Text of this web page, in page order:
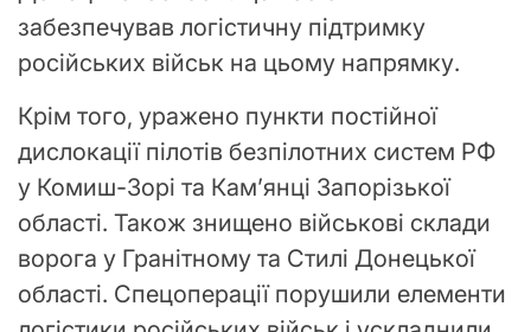
забезпечував логістичну підтримку
російських військ на цьому напрямку.
Крім того, уражено пункти постійної
дислокації пілотів безпілотних систем РФ
у Комиш-Зорі та Кам’янці Запорізької
області. Також знищено військові склади
ворога у Гранітному та Стилі Донецької
області. Спецоперації порушили елементи